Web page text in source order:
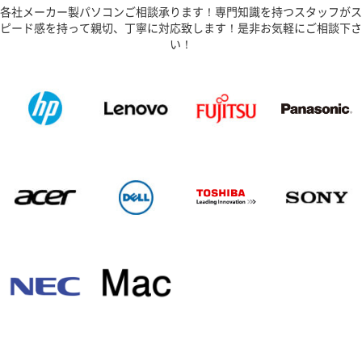
各社メーカー製パソコンご相談承ります！専門知識を持つスタッフがス
ピード感を持って親切、丁寧に対応致します！是非お気軽にご相談下さ
い！